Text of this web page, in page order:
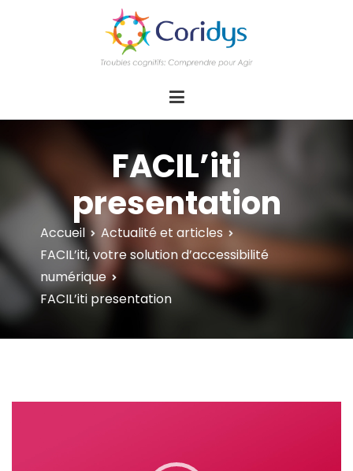
d'actions Information Accompagnement
Innovation/E­xpertise Formations autour des
FACIL’iti
presentation
Accueil
Actualité et articles
FACIL’iti, votre solution d’accessibilité
numérique
FACIL’iti presentation